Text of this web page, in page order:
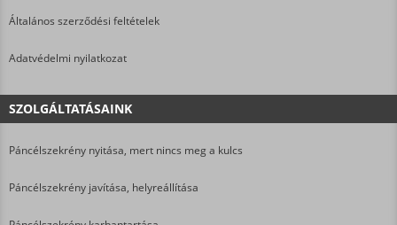
Általános szerződési feltételek
Adatvédelmi nyilatkozat
SZOLGÁLTATÁSAINK
Páncélszekrény nyitása, mert nincs meg a kulcs
Páncélszekrény javítása, helyreállítása